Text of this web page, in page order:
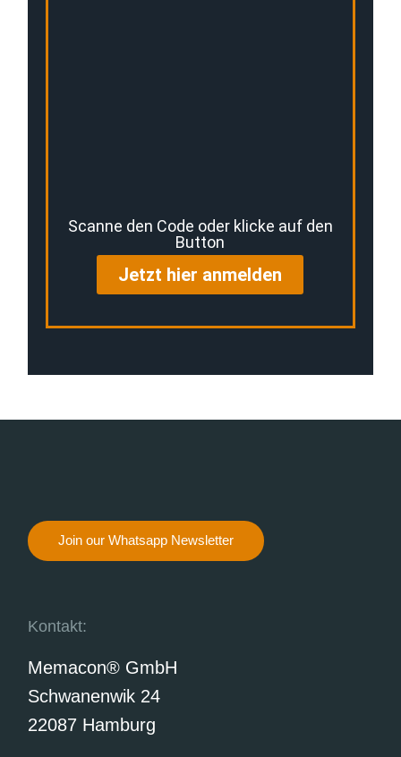
Scanne den Code oder klicke auf den
Button
Jetzt hier anmelden
Join our Whatsapp Newsletter
Kontakt:
Memacon® GmbH
Schwanenwik 24
22087 Hamburg